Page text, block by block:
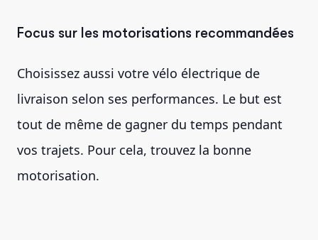
Focus sur les motorisations recommandées
Choisissez aussi votre vélo électrique de
livraison selon ses performances. Le but est
tout de même de gagner du temps pendant
vos trajets. Pour cela, trouvez la bonne
motorisation.